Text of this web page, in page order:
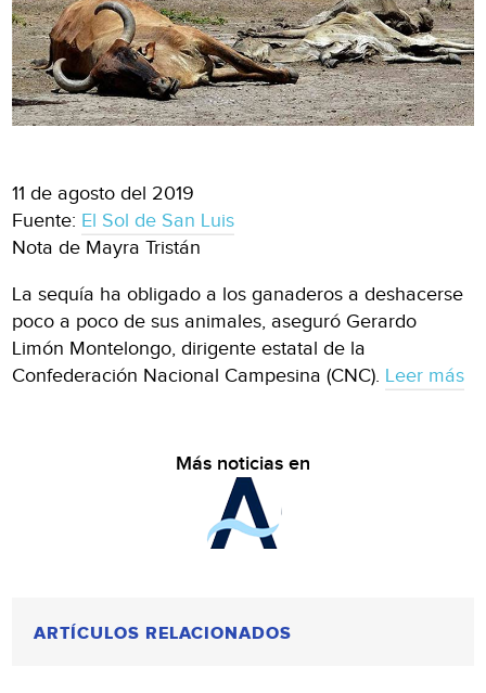
11 de agosto del 2019
Fuente: El Sol de San Luis
Nota de Mayra Tristán
La sequía ha obligado a los ganaderos a deshacerse
poco a poco de sus animales, aseguró Gerardo
Limón Montelongo, dirigente estatal de la
Confederación Nacional Campesina (CNC). Leer más
Más noticias en
ARTÍCULOS RELACIONADOS